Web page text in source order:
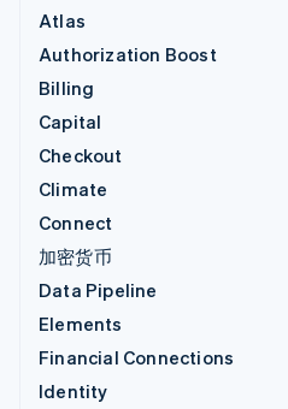
Atlas
Authorization Boost
Billing
Capital
Checkout
Climate
Connect
加密货币
Data Pipeline
Elements
Financial Connections
Identity